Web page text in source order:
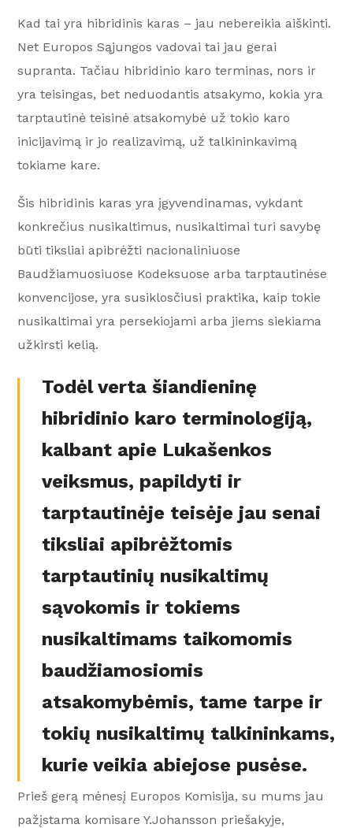
Kad tai yra hibridinis karas – jau nebereikia aiškinti.
Net Europos Sąjungos vadovai tai jau gerai
supranta. Tačiau hibridinio karo terminas, nors ir
yra teisingas, bet neduodantis atsakymo, kokia yra
tarptautinė teisinė atsakomybė už tokio karo
inicijavimą ir jo realizavimą, už talkininkavimą
tokiame kare.
Šis hibridinis karas yra įgyvendinamas, vykdant
konkrečius nusikaltimus, nusikaltimai turi savybę
būti tiksliai apibrėžti nacionaliniuose
Baudžiamuosiuose Kodeksuose arba tarptautinėse
konvencijose, yra susiklosčiusi praktika, kaip tokie
nusikaltimai yra persekiojami arba jiems siekiama
užkirsti kelią.
Todėl verta šiandieninę
hibridinio karo terminologiją,
kalbant apie Lukašenkos
veiksmus, papildyti ir
tarptautinėje teisėje jau senai
tiksliai apibrėžtomis
tarptautinių nusikaltimų
sąvokomis ir tokiems
nusikaltimams taikomomis
baudžiamosiomis
atsakomybėmis, tame tarpe ir
tokių nusikaltimų talkininkams,
kurie veikia abiejose pusėse.
Prieš gerą mėnesį Europos Komisija, su mums jau
pažįstama komisare Y.Johansson priešakyje,